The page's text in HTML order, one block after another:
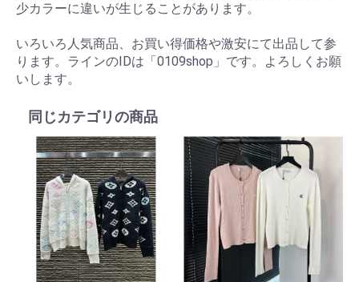
少カラーに違いが生じることがあります。
いろいろ人気商品、お買い得価格や激安にて出品して参
ります。ラインのIDは「0109shop」です。よろしくお願
いします。
同じカテゴリの商品